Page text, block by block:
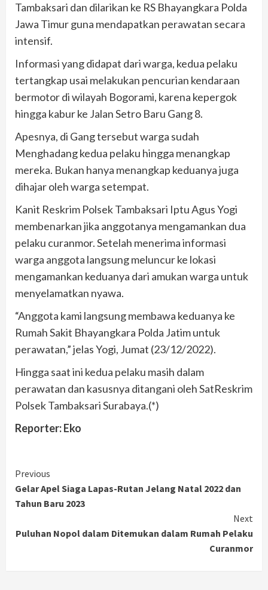
Tambaksari dan dilarikan ke RS Bhayangkara Polda
Jawa Timur guna mendapatkan perawatan secara
intensif.
Informasi yang didapat dari warga, kedua pelaku
tertangkap usai melakukan pencurian kendaraan
bermotor di wilayah Bogorami, karena kepergok
hingga kabur ke Jalan Setro Baru Gang 8.
Apesnya, di Gang tersebut warga sudah
Menghadang kedua pelaku hingga menangkap
mereka. Bukan hanya menangkap keduanya juga
dihajar oleh warga setempat.
Kanit Reskrim Polsek Tambaksari Iptu Agus Yogi
membenarkan jika anggotanya mengamankan dua
pelaku curanmor. Setelah menerima informasi
warga anggota langsung meluncur ke lokasi
mengamankan keduanya dari amukan warga untuk
menyelamatkan nyawa.
“Anggota kami langsung membawa keduanya ke
Rumah Sakit Bhayangkara Polda Jatim untuk
perawatan,” jelas Yogi, Jumat (23/12/2022).
Hingga saat ini kedua pelaku masih dalam
perawatan dan kasusnya ditangani oleh SatReskrim
Polsek Tambaksari Surabaya.(*)
Reporter: Eko
Continue
Reading
Previous
Gelar Apel Siaga Lapas-Rutan Jelang Natal 2022 dan
Tahun Baru 2023
Next
Puluhan Nopol dalam Ditemukan dalam Rumah Pelaku
Curanmor